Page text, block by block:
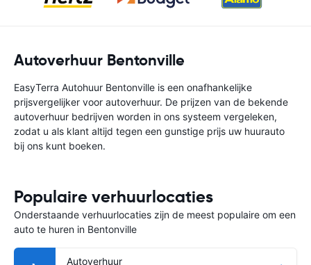
Autoverhuur Bentonville
EasyTerra Autohuur Bentonville is een onafhankelijke
prijsvergelijker voor autoverhuur. De prijzen van de bekende
autoverhuur bedrijven worden in ons systeem vergeleken,
zodat u als klant altijd tegen een gunstige prijs uw huurauto
bij ons kunt boeken.
Populaire verhuurlocaties
Onderstaande verhuurlocaties zijn de meest populaire om een
auto te huren in Bentonville
Autoverhuur